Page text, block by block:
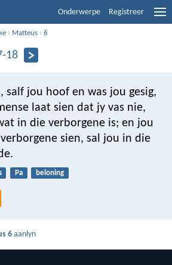
Onderwerpe Registreer
› Matteus ›6
18
salf jou hoof en was jou gesig,
laat sien dat jy vas nie,
in die verborgene is; en jou
sien, sal jou in die
Pa beloning
6 aanlyn